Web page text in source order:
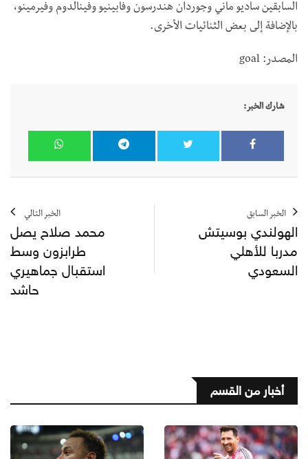
السابقين ساديو ماني وجوردان هندرسون وفابينيو وفينالدوم وفيرمينو،
بالإضافة إلى بعض الثنائيات الأخرى.
المصدر: goal
شارك الخبر:
الخبر السابق
الهولندي بوسيتش
مدربا للأهلي
السعودي
الخبر التالي
محمد صلاح يصل
طرابزون وسط
استقبال جماهيري
حاشد
أخبار من القسم